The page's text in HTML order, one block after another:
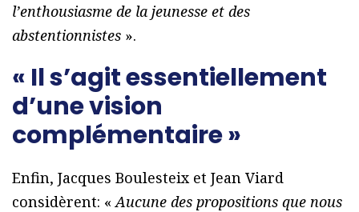
l’enthousiasme de la jeunesse et des
abstentionnistes ».
« Il s’agit essentiellement
d’une vision
complémentaire »
Enfin, Jacques Boulesteix et Jean Viard
considèrent: « Aucune des propositions que nous